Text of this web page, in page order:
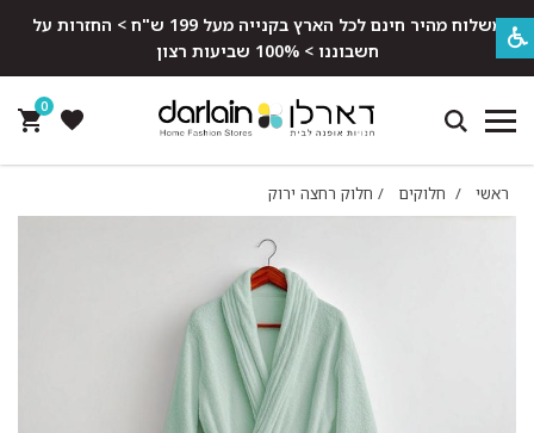
משלוח מהיר חינם לכל הארץ בקנייה מעל 199 ש"ח > החזרות על
חשבוננו > 100% שביעות רצון
0
ראשי / חלוקים / חלוק רחצה ירוק